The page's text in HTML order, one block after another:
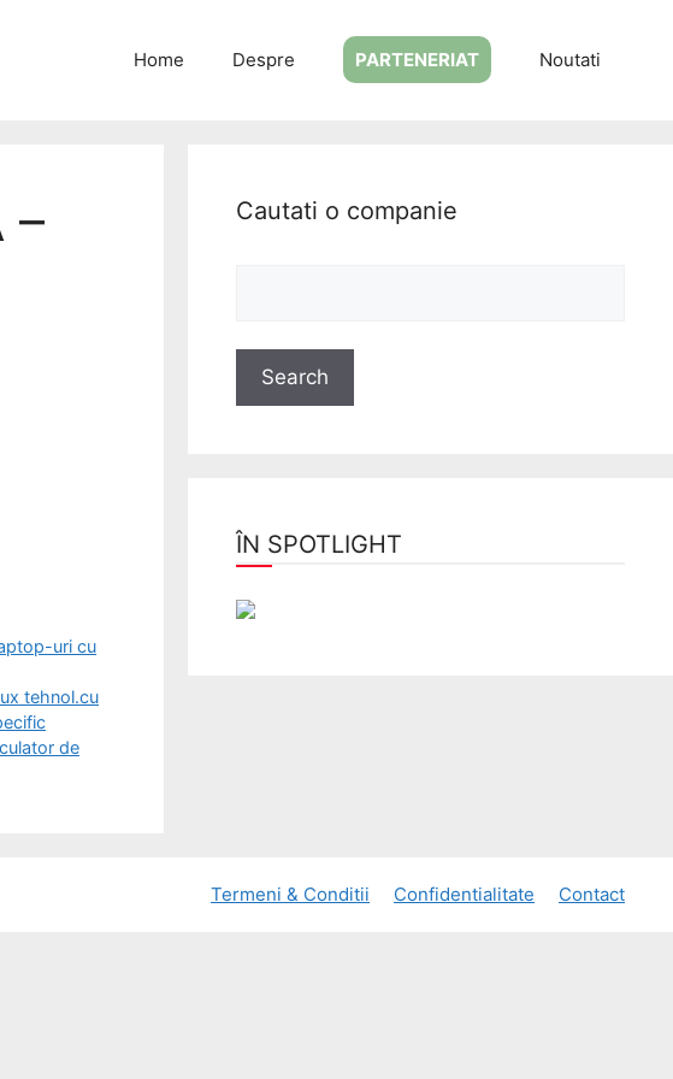
Home Despre PARTENERIAT Noutati
–
uri cu
tehnol.cu
de
Cautati o companie
ÎN SPOTLIGHT
Termeni & Conditii Confidentialitate Contact